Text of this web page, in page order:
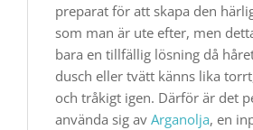
preparat för att skapa den
som man är ute efter, men
bara en tillfällig lösning då
dusch eller tvätt känns lika
och tråkigt igen. Därför är det
använda sig av Arganolja, en